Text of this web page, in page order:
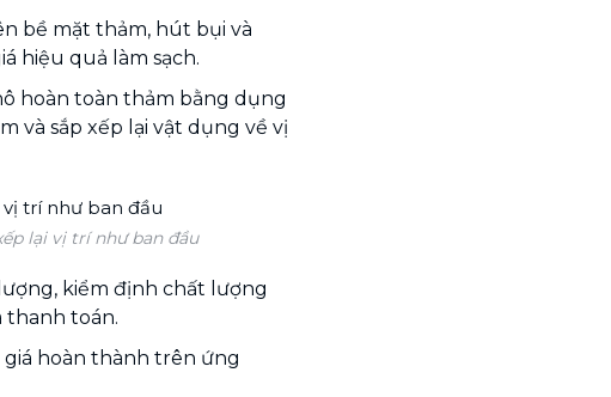
bề mặt thảm, hút bụi và
hiệu quả làm sạch.
hoàn toàn thảm bằng dụng
và sắp xếp lại vật dụng về vị
lại vị trí như ban đầu
kiểm định chất lượng
thanh toán.
giá hoàn thành trên ứng